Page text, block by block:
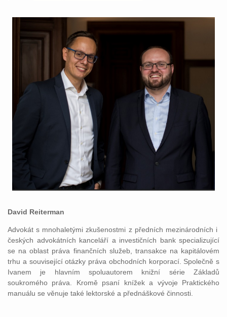
David Reiterman
Advokát s mnohaletými zkušenostmi z předních mezinárodních i
českých advokátních kanceláří a investičních bank specializující
se na oblast práva finančních služeb, transakce na kapitálovém
trhu a související otázky práva obchodních korporací. Společně s
Ivanem je hlavním spoluautorem knižní série Základů
soukromého práva. Kromě psaní knížek a vývoje Praktického
manuálu se věnuje také lektorské a přednáškové činnosti.